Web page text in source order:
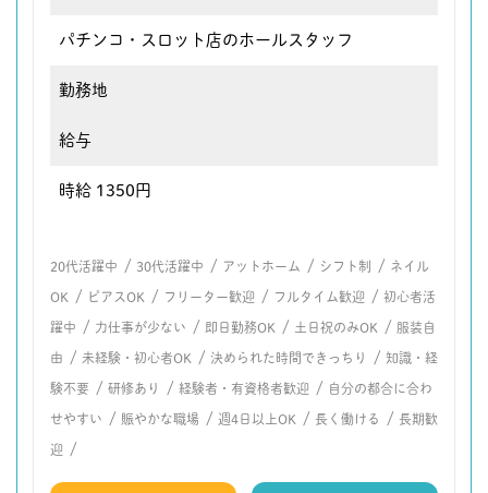
パチンコ・スロット店のホールスタッフ
勤務地
給与
時給 1350円
20代活躍中 / 30代活躍中 / アットホーム / シフト制 / ネイル
OK / ピアスOK / フリーター歓迎 / フルタイム歓迎 / 初心者活
躍中 / 力仕事が少ない / 即日勤務OK / 土日祝のみOK / 服装自
由 / 未経験・初心者OK / 決められた時間できっちり / 知識・経
験不要 / 研修あり / 経験者・有資格者歓迎 / 自分の都合に合わ
せやすい / 賑やかな職場 / 週4日以上OK / 長く働ける / 長期歓
迎 /